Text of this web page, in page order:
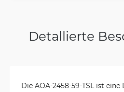
Detallierte
Die AOA-2458-59-TSL ist eine